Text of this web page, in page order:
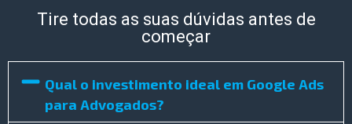
Tire todas as suas dúvidas antes de
começar
Qual o investimento ideal em Google Ads
para Advogados?